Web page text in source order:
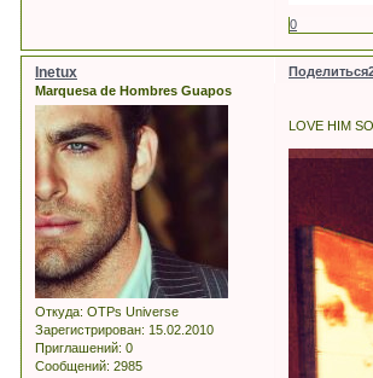
0
Поделиться
Inetux
Marquesa de Hombres Guapos
Откуда: OTPs Universe
Зарегистрирован: 15.02.2010
Приглашений: 0
Сообщений: 2985
LOVE HIM